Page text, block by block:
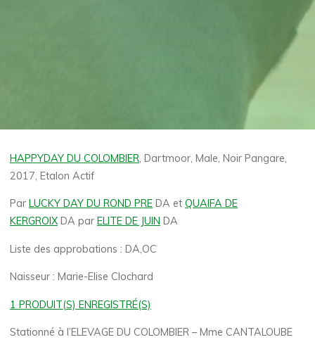
HAPPYDAY DU COLOMBIER, Dartmoor, Male, Noir Pangare,
2017, Etalon Actif
ParLUCKY DAY DU ROND PRE DA etQUAIFA DE
KERGROIX DA parELITE DE JUIN DA
Liste des approbations : DA,OC
Naisseur : Marie-Elise Clochard
1 PRODUIT(S) ENREGISTRÉ(S)
Stationné à l’ELEVAGE DU COLOMBIER – Mme CANTALOUBE